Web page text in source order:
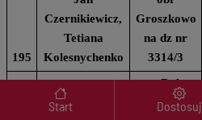
Menu wyróżnione
Start
Dostosuj
195
Czernikiewicz,
Tetiana
Kolesnychenko
Groszkowo
na dz nr
3314/3
gm. Dobre
Miasto obr